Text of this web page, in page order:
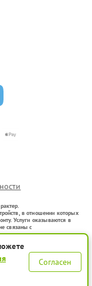
в отношении которых
Услуги оказываются в
связаны с
оборот в соответствии
услуг или введения
услугах по
определяемой
Согласен